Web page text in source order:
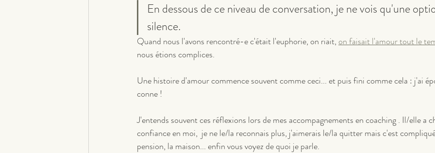
En dessous de ce niveau de conversation, je ne vois qu'une
silence.
Quand nous l'avons rencontré-e c'était l'euphorie, on riait, on faisait l'amour tout le
nous étions complices.
Une histoire d'amour commence souvent comme ceci... et puis fini comme cela : j'ai
conne !
J'entends souvent ces réflexions lors de mes accompagnements en coaching . Il/elle a
confiance en moi,  je ne le/la reconnais plus, j'aimerais le/la quitter mais c'est
pension, la maison... enfin vous voyez de quoi je parle.